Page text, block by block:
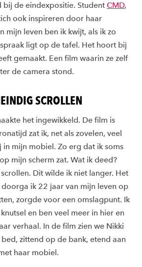
de eindexpositie. Student CMD,
ook inspireren door haar
mijn leven ben ik kwijt, als ik zo
ligt op de tafel. Het hoort bij
gemaakt. Een film waarin ze zelf
de camera stond.
SCROLLEN
het ingewikkeld. De film is
zat ik, net als zovelen, veel
in mijn mobiel. Zo erg dat ik soms
mijn scherm zat. Wat ik deed?
Dit wilde ik niet langer. Het
doorga ik 22 jaar van mijn leven op
zorgde voor een omslagpunt. Ik
en ben veel meer in hier en
verhaal. In de film zien we Nikki
zittend op de bank, etend aan
haar mobiel.